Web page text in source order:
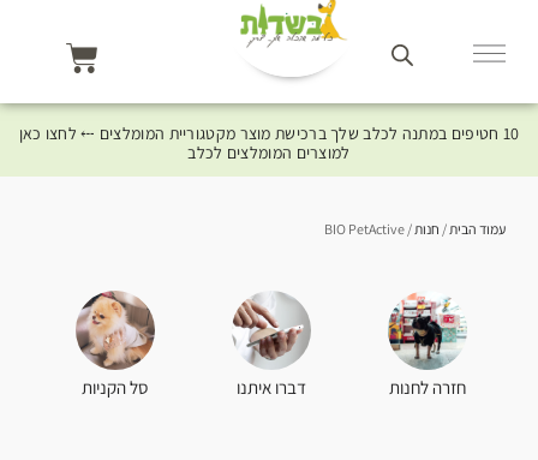
10 חטיפים במתנה לכלב שלך ברכישת מוצר מקטגוריית המומלצים ⤎ לחצו כאן
למוצרים המומלצים לכלב
עמוד הבית/ חנות/ BIO PetActive
חזרה לחנות דברו איתנו סל הקניות